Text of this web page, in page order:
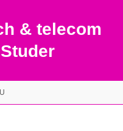
& telecom